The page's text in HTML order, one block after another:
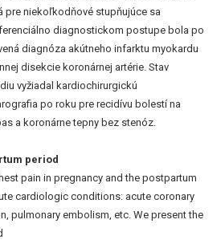
niekoľkodňové stupňujúce sa
diagnostickom postupe bola po
diagnóza akútneho infarktu myokardu
disekcie koronárnej artérie. Stav
vyžiadal kardiochirurgickú
po roku pre recidívu bolestí na
a koronárne tepny bez stenóz.
period
pain in pregnancy and the postpartum
cardiologic conditions: acute coronary
pulmonary embolism, etc. We present the